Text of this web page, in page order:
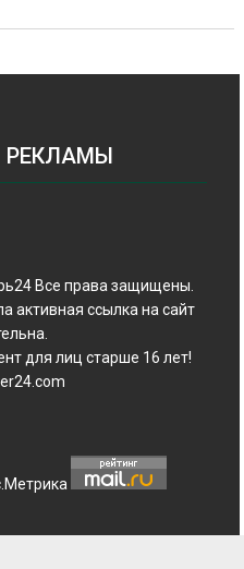
РЕКЛАМЫ
Все права защищены.
активная ссылка на сайт
для лиц старше 16 лет!